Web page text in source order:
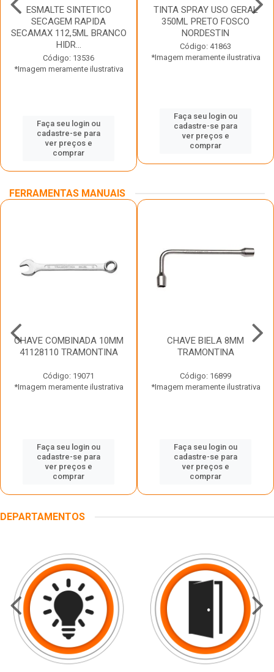
ESMALTE SINTETICO
SECAGEM RAPIDA
SECAMAX 112,5ML BRANCO
HIDR...
Código: 13536
*Imagem meramente ilustrativa
Faça seu login ou
cadastre-se para
ver preços e
comprar
TINTA SPRAY USO GERAL
350ML PRETO FOSCO
NORDESTIN
Código: 41863
*Imagem meramente ilustrativa
Faça seu login ou
cadastre-se para
ver preços e
comprar
FERRAMENTAS MANUAIS
CHAVE COMBINADA 10MM
41128110 TRAMONTINA
Código: 19071
*Imagem meramente ilustrativa
Faça seu login ou
cadastre-se para
ver preços e
comprar
CHAVE BIELA 8MM
TRAMONTINA
Código: 16899
*Imagem meramente ilustrativa
Faça seu login ou
cadastre-se para
ver preços e
comprar
DEPARTAMENTOS